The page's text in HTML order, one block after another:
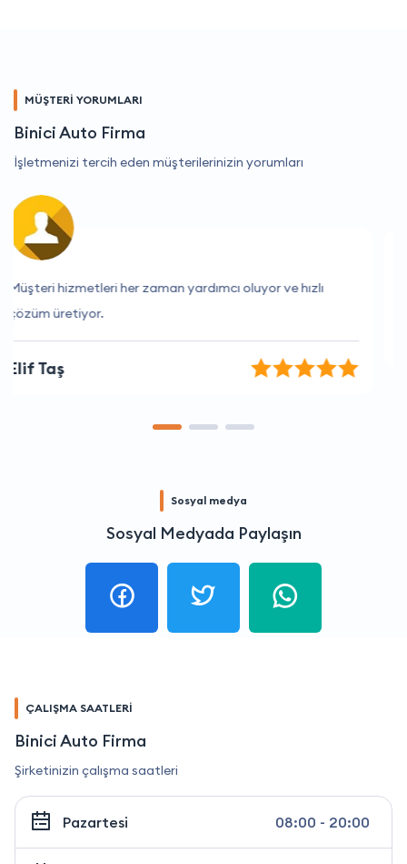
MÜŞTERİ YORUMLARI
Binici Auto Firma
İşletmenizi tercih eden müşterilerinizin yorumları
İhtiyaçlarımı tam olarak anladılar ve yardımcı oldular.
Aylin Arslan
Sosyal medya
Sosyal Medyada Paylaşın
ÇALIŞMA SAATLERİ
Binici Auto Firma
Şirketinizin çalışma saatleri
Pazartesi 08:00 - 20:00